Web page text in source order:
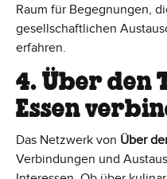
Raum für Begegnungen,
gesellschaftlichen
erfahren.
4. Über den
Essen
Das Netzwerk von Über
Verbindungen und